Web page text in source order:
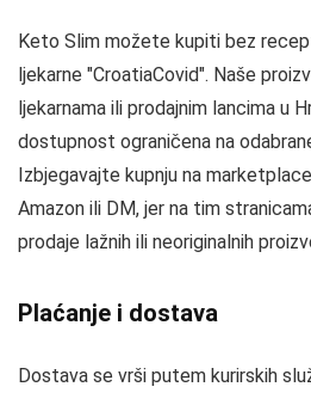
Keto Slim možete kupiti bez
ljekarne "CroatiaCovid". Naše
ljekarnama ili prodajnim lancima u
dostupnost ograničena na
Izbjegavajte kupnju na
Amazon ili DM, jer na tim
prodaje lažnih ili neoriginalnih
Plaćanje i dostava
Dostava se vrši putem kurirskih